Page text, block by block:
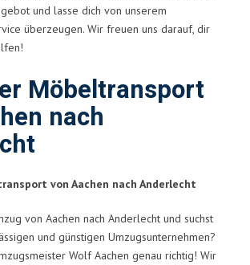
und lasse dich von unserem
überzeugen. Wir freuen uns darauf, dir
Möbeltransport
nach
von Aachen nach Anderlecht
von Aachen nach Anderlecht und suchst
und günstigen Umzugsunternehmen?
Wolf Aachen genau richtig! Wir